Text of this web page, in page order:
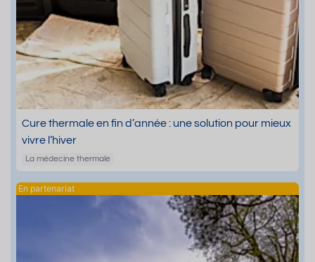
Cure thermale en fin d’année : une solution pour mieux
vivre l’hiver
La médecine thermale